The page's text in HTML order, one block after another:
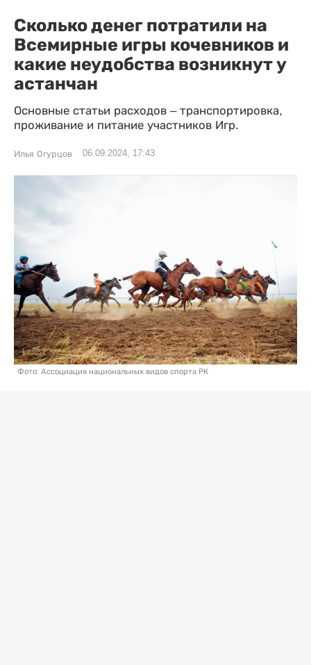
Сколько денег потратили на
Всемирные игры кочевников и
какие неудобства возникнут у
астанчан
Основные статьи расходов – транспортировка,
проживание и питание участников Игр.
Илья Огурцов 06.09.2024, 17:43
Фото: Ассоциация национальных видов спорта РК